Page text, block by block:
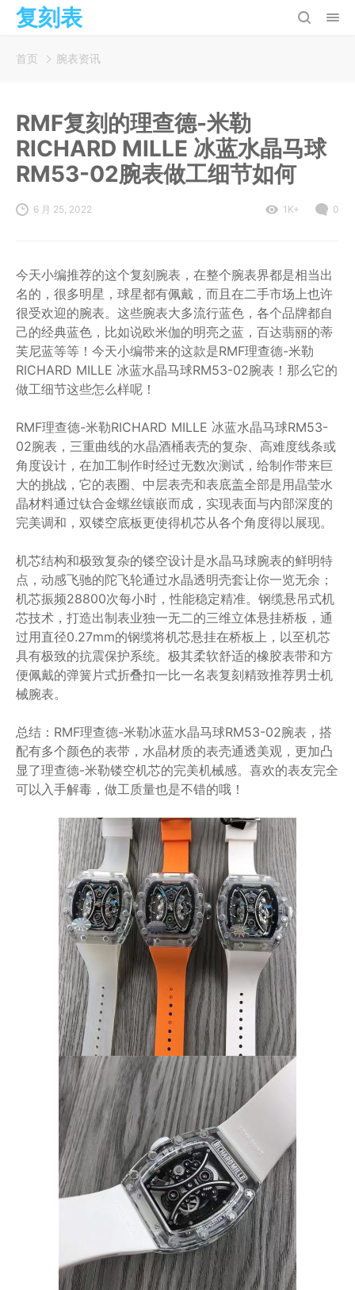
复刻表
首页 腕表资讯
RMF复刻的理查德-米勒
RICHARD MILLE 冰蓝水晶马球
RM53-02腕表做工细节如何
6 月 25, 2022 1K+ 0
今天小编推荐的这个复刻腕表，在整个腕表界都是相当出
名的，很多明星，球星都有佩戴，而且在二手市场上也许
很受欢迎的腕表。这些腕表大多流行蓝色，各个品牌都自
己的经典蓝色，比如说欧米伽的明亮之蓝，百达翡丽的蒂
芙尼蓝等等！今天小编带来的这款是RMF理查德-米勒
RICHARD MILLE 冰蓝水晶马球RM53-02腕表！那么它的
做工细节这些怎么样呢！
RMF理查德-米勒RICHARD MILLE 冰蓝水晶马球RM53-
02腕表，三重曲线的水晶酒桶表壳的复杂、高难度线条或
角度设计，在加工制作时经过无数次测试，给制作带来巨
大的挑战，它的表圈、中层表壳和表底盖全部是用晶莹水
晶材料通过钛合金螺丝镶嵌而成，实现表面与内部深度的
完美调和，双镂空底板更使得机芯从各个角度得以展现。
机芯结构和极致复杂的镂空设计是水晶马球腕表的鲜明特
点，动感飞驰的陀飞轮通过水晶透明壳套让你一览无余；
机芯振频28800次每小时，性能稳定精准。钢缆悬吊式机
芯技术，打造出制表业独一无二的三维立体悬挂桥板，通
过用直径0.27mm的钢缆将机芯悬挂在桥板上，以至机芯
具有极致的抗震保护系统。极其柔软舒适的橡胶表带和方
便佩戴的弹簧片式折叠扣一比一名表复刻精致推荐男士机
械腕表。
总结：RMF理查德-米勒冰蓝水晶马球RM53-02腕表，搭
配有多个颜色的表带，水晶材质的表壳通透美观，更加凸
显了理查德-米勒镂空机芯的完美机械感。喜欢的表友完全
可以入手解毒，做工质量也是不错的哦！